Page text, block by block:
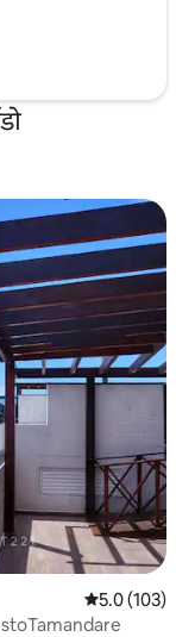
औसत रेटिंग 5 में
5.0 (103)